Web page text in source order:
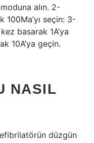
alın. 2-
100Ma’yı seçin: 3-
basarak 1A’ya
10A’ya geçin.
NASIL
düzgün